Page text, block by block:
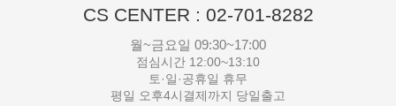
CS CENTER : 02-701-8282
월~금요일 09:30~17:00
점심시간 12:00~13:10
토·일·공휴일 휴무
평일 오후4시결제까지 당일출고